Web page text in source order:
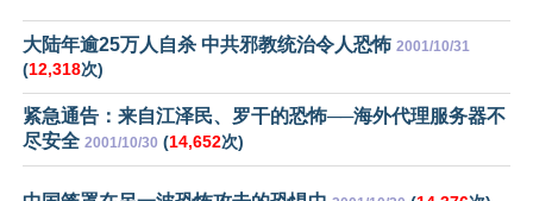
大陆年逾25万人自杀 中共邪教统治令人恐怖 2001/10/31
(12,318次)
紧急通告：来自江泽民、罗干的恐怖──海外代理服务器不
尽安全 2001/10/30 (14,652次)